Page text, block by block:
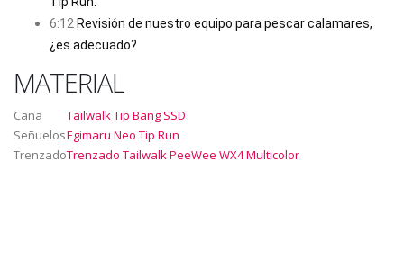
6:12 Revisión de nuestro equipo para pescar calamares,
¿es adecuado?
MATERIAL
Caña
Tailwalk Tip Bang SSD
SeñuelosEgimaru Neo Tip Run
TrenzadoTrenzado Tailwalk PeeWee WX4 Multicolor